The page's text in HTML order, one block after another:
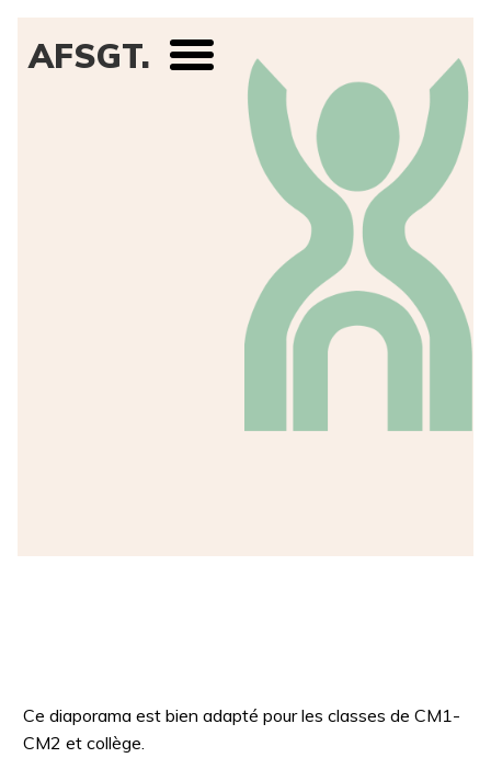
AFSGT.
Ce diaporama est bien adapté pour les classes de CM1-
CM2 et collège.